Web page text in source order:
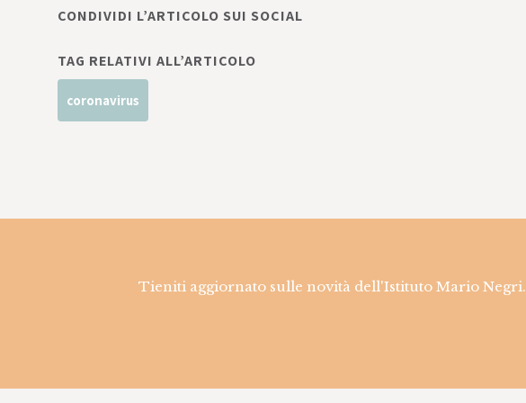
CONDIVIDI L’ARTICOLO SUI SOCIAL
TAG RELATIVI ALL’ARTICOLO
coronavirus
Tieniti aggiornato sulle novità dell'Istituto Mario Negri.